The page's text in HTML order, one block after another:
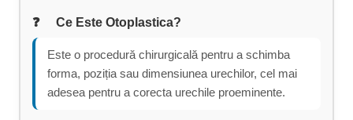
Ce Este Otoplastica?
Este o procedură chirurgicală pentru a schimba
forma, poziția sau dimensiunea urechilor, cel mai
adesea pentru a corecta urechile proeminente.